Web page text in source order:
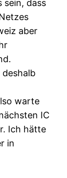
sein, dass
aber
deshalb
warte
IC
Ich hätte
in